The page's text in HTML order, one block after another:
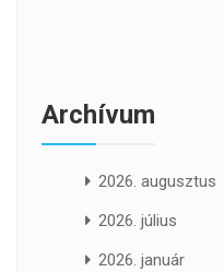
Archívum
2026. augusztus
2026. július
2026. január